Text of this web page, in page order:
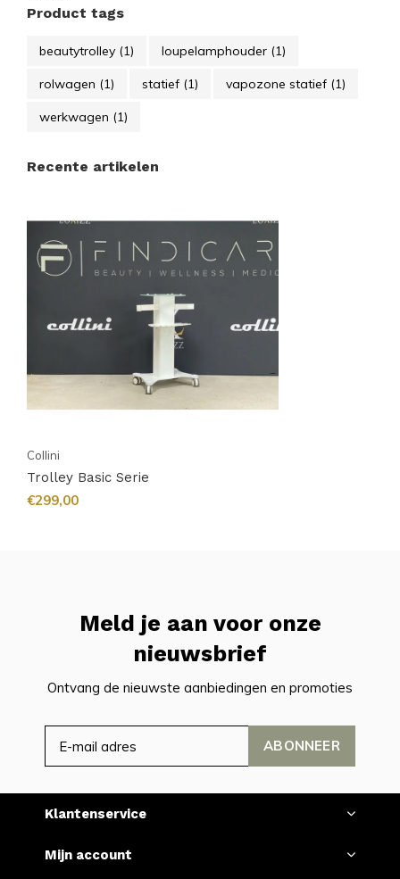
Product tags
beautytrolley (1) loupelamphouder (1)
rolwagen (1) statief (1) vapozone statief (1)
werkwagen (1)
Recente artikelen
Collini
Trolley Basic Serie
€299,00
Meld je aan voor onze
nieuwsbrief
Ontvang de nieuwste aanbiedingen en promoties
ABONNEER
Klantenservice
Mijn account